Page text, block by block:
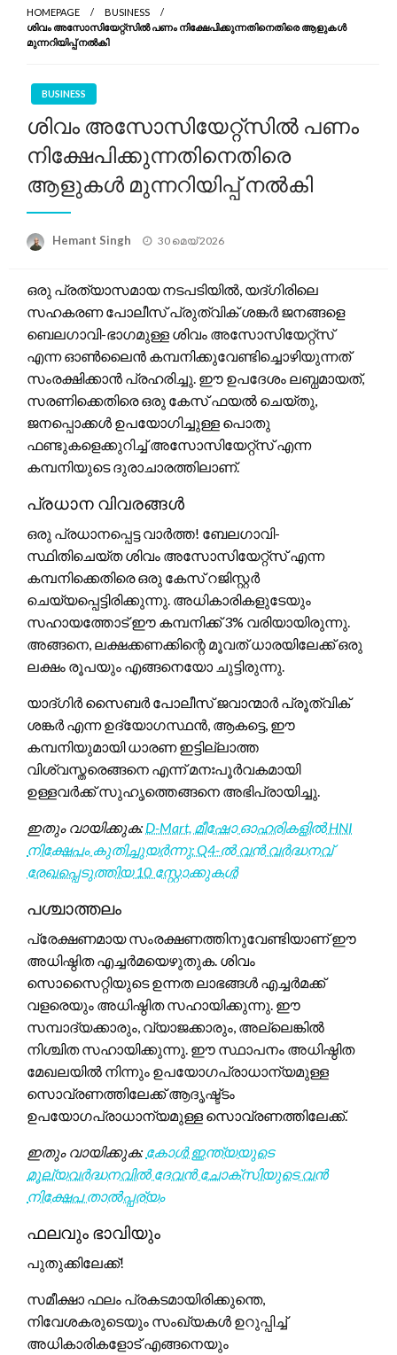
HOMEPAGE
BUSINESS
ശിവം അസോസിയേറ്റ്സിൽ പണം നിക്ഷേപിക്കുന്നതിനെതിരെ ആളുകൾ
മുന്നറിയിപ്പ് നൽകി
BUSINESS
ശിവം അസോസിയേറ്റ്സിൽ പണം
നിക്ഷേപിക്കുന്നതിനെതിരെ
ആളുകൾ മുന്നറിയിപ്പ് നൽകി
Hemant Singh
Posted
30 മെയ്‌ 2026
ഒരു പ്രത്യാസമായ നടപടിയിൽ, യദ്‌ഗിരിലെ
സഹകരണ പോലീസ് പ്രുത്വിക് ശങ്കര്‍ ജനങ്ങളെ
ബെലഗാവി-ഭാഗമുള്ള ശിവം അസോസിയേറ്റ്സ്
എന്ന ഓൺലൈൻ കമ്പനിക്കുവേണ്ടിച്ചൊഴിയുന്നത്
സംരക്ഷിക്കാൻ പ്രഹരിച്ചു. ഈ ഉപദേശം ലബ്ധമായത്,
സരണിക്കെതിരെ ഒരു കേസ് ഫയൽ ചെയ്തു,
ജനപ്പൊക്കൾ ഉപയോഗിച്ചുള്ള പൊതു
ഫണ്ടുകളെക്കുറിച്ച് അസോസിയേറ്റ്സ് എന്ന
കമ്പനിയുടെ ദുരാചാരത്തിലാണ്.
പ്രധാന വിവരങ്ങൾ
ഒരു പ്രധാനപ്പെട്ട വാര്‍ത്ത! ബേലഗാവി-
സ്ഥിതിചെയ്ത ശിവം അസോസിയേറ്റ്‌സ് എന്ന
കമ്പനിക്കെതിരെ ഒരു കേസ് റജിസ്റ്റർ
ചെയ്യപ്പെട്ടിരിക്കുന്നു. അധികാരികളുടേയും
സഹായത്തോട് ഈ കമ്പനിക്ക് 3% വരിയായിരുന്നു.
അങ്ങനെ, ലക്ഷക്കണക്കിന്റെ മൂവത് ധാരയിലേക്ക് ഒരു
ലക്ഷം രൂപയും എങ്ങനെയോ ചുട്ടിരുന്നു.
യാദ്‌ഗിർ സൈബർ പോലീസ് ജവാന്മാർ പ്രൂത്വിക്
ശങ്കർ എന്ന ഉദ്യോഗസ്ഥൻ, ആകട്ടെ, ഈ
കമ്പനിയുമായി ധാരണ ഇട്ടില്ലാത്ത
വിശ്വസ്തരെങ്ങനെ എന്ന് മനഃപൂര്‍വകമായി
ഉള്ളവർക്ക് സുഹൃത്തെങ്ങനെ അഭിപ്രായിച്ചു.
ഇതും വായിക്കുക: D-Mart, മീഷോ ഓഹരികളിൽ HNI
നിക്ഷേപം കുതിച്ചുയർന്നു: Q4-ൽ വൻ വർദ്ധനവ്
രേഖപ്പെടുത്തിയ 10 സ്റ്റോക്കുകൾ
പശ്ചാത്തലം
പ്രേക്ഷണമായ സംരക്ഷണത്തിനുവേണ്ടിയാണ് ഈ
അധിഷ്ഠിത എച്ചർമയെഴുതുക. ശിവം
സൊസൈറ്റിയുടെ ഉന്നത ലാഭങ്ങൾ എച്ചർമക്ക്
വളരെയും അധിഷ്ഠിത സഹായിക്കുന്നു. ഈ
സമ്പാദ്യക്കാരും, വ്യാജക്കാരും, അല്ലെങ്കിൽ
നിശ്ചിത സഹായിക്കുന്നു. ഈ സ്ഥാപനം അധിഷ്ഠിത
മേഖലയിൽ നിന്നും ഉപയോഗപ്രാധാന്യമുള്ള
സൊവ്രണത്തിലേക്ക് ആദൃഷ്ട്ടം
ഉപയോഗപ്രാധാന്യമുള്ള സൊവ്രണത്തിലേക്ക്.
ഇതും വായിക്കുക: കോൾ ഇന്ത്യയുടെ
മൂല്യവർദ്ധനവിൽ ദേവൻ ചോക്സിയുടെ വൻ
നിക്ഷേപ താൽപ്പര്യം
ഫലവും ഭാവിയും
പുതുക്കിലേക്ക്!
സമീക്ഷാ ഫലം പ്രകടമായിരിക്കുന്തെ,
നിവേശകരുടെയും സംഖ്യകൾ ഉറുപ്പിച്ച്
അധികാരികളോട് എങ്ങനെയും